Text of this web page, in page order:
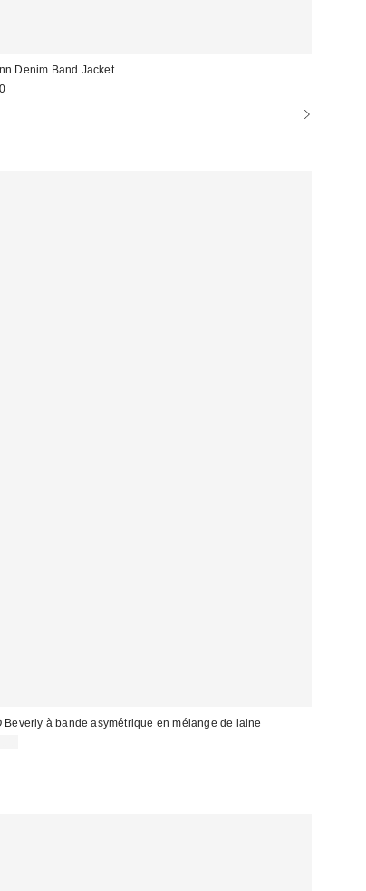
Denim Band Jacket
Beverly à bande asymétrique en mélange de laine